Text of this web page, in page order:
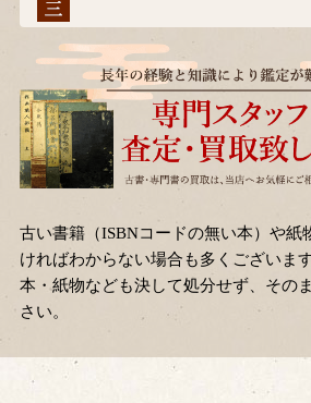
古い書籍（ISBNコードの無い本）や紙
ければわからない場合も多くございま
本・紙物なども決して処分せず、その
さい。